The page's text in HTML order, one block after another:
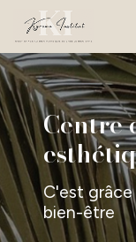
contenu
principal
Centre
C'est
bien-être